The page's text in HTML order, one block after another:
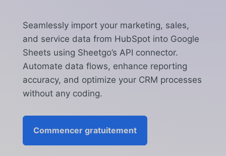
Seamlessly import your marketing, sales,
and service data from HubSpot into Google
Sheets using Sheetgo’s API connector.
Automate data flows, enhance reporting
accuracy, and optimize your CRM processes
without any coding.
Commencer gratuitement